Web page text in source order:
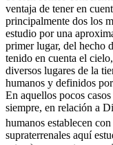
ventaja de tener en
principalmente dos los
estudio por una
primer lugar, del hecho
tenido en cuenta el
diversos lugares de la
humanos y definidos
En aquellos pocos
siempre, en relación a
humanos establecen con
supraterrenales aquí